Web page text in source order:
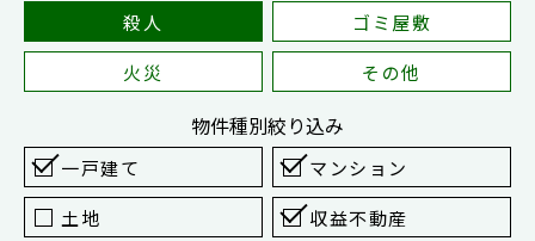
対応エリア
殺人
ゴミ屋敷
火災
その他
物件種別絞り込み
一戸建て
マンション
土地
収益不動産